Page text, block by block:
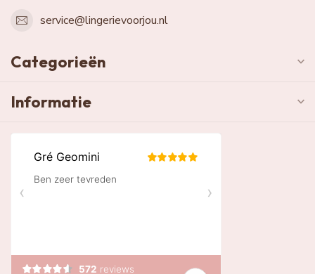
service@lingerievoorjou.nl
Categorieën
Informatie